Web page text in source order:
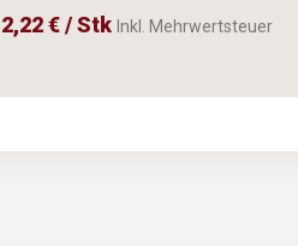
2,22 € / Stk Inkl. Mehrwertsteuer